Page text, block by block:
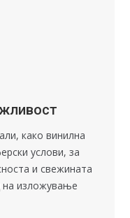
како винилна
услови, за
и свежината
на изложување